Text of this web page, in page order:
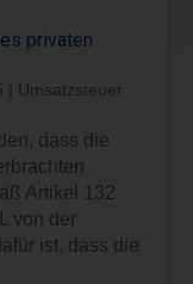
privaten
Umsatzsteuer
dass die
Artikel 132
von der
ist, dass die